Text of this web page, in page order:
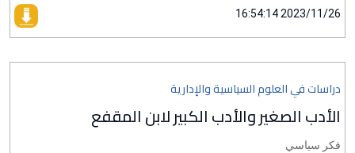
2023/11/26 16:54:14
دراسات في العلوم السياسية والإدارية
الأدب الصغير والأدب الكبير لابن المقفع
فكر سياسي